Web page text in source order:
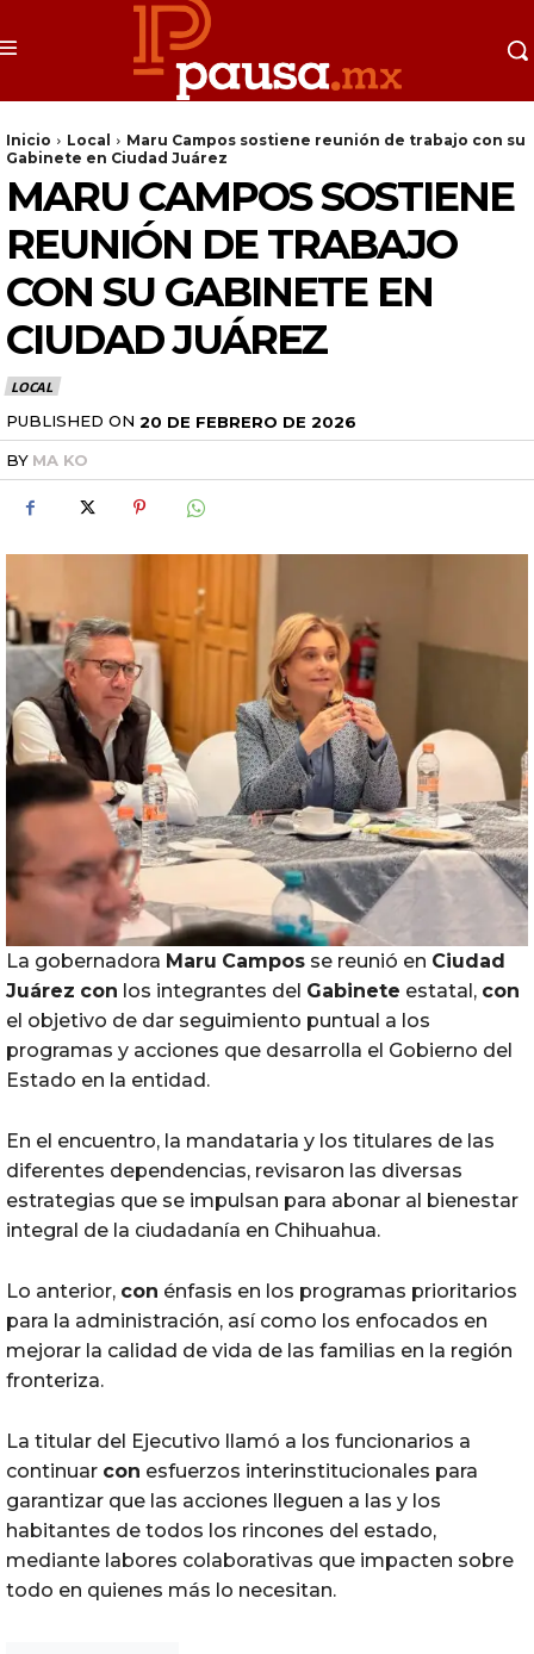
Inicio Local
Maru Campos sostiene reunión de trabajo con su
Gabinete en Ciudad Juárez
MARU CAMPOS SOSTIENE
REUNIÓN DE TRABAJO
CON SU GABINETE EN
CIUDAD JUÁREZ
LOCAL
PUBLISHED ON 20 DE FEBRERO DE 2026
BY MA KO
La gobernadora Maru Campos se reunió en Ciudad
Juárez con los integrantes del Gabinete estatal, con
el objetivo de dar seguimiento puntual a los
programas y acciones que desarrolla el Gobierno del
Estado en la entidad.
En el encuentro, la mandataria y los titulares de las
diferentes dependencias, revisaron las diversas
estrategias que se impulsan para abonar al bienestar
integral de la ciudadanía en Chihuahua.
Lo anterior, con énfasis en los programas prioritarios
para la administración, así como los enfocados en
mejorar la calidad de vida de las familias en la región
fronteriza.
La titular del Ejecutivo llamó a los funcionarios a
continuar con esfuerzos interinstitucionales para
garantizar que las acciones lleguen a las y los
habitantes de todos los rincones del estado,
mediante labores colaborativas que impacten sobre
todo en quienes más lo necesitan.